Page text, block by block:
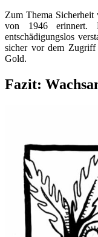
Zum Thema
von 1946 erinnert.
entschädigungslos
sicher vor dem Zugriff
Gold.
Fazit: